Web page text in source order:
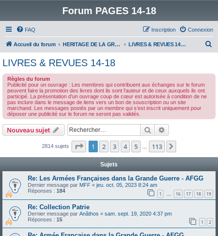
Forum PAGES 14-18
FAQ Connexion
Inscription
Accueil du forum HERITAGE DE LA GRANDE GUERRE : LIVRES & REVUES 14-18
LIVRES & REVUES 14-18
Règles du forum
Publicité pour un ouvrage : Les membres qui contribuent aux échanges sur le forum
peuvent faire la promotion des livres dont ils sont l’auteur et de ceux auxquels ils ont
participé. La présentation d’un ouvrage coup de cœur est autorisée à condition de ne
pas inclure dans le message de liens vers un bon de souscription ou un site
marchand. Les messages postés par un membre qui s’est inscrit uniquement pour
déposer une publicité sur le forum ne seront pas validés.
Nouveau sujet Rechercher
2814 sujets Page 1sur113
1 2 3 4 5 113
Sujets
Re: Les Armées Françaises dans la Grande Guerre - AFGG
Dernier message par MFF « jeu. oct. 05, 2023 8:24 am
Réponses : 184 1 … 16 17 18 19
Re: Collection Patrie
Dernier message par Anâthos « sam. sept. 19, 2020 4:37 pm
Réponses : 15 1 2